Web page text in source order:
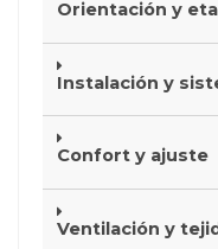
Orientación y
Instalación y
Confort y ajuste
Ventilación y